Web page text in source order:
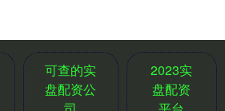
可查的实
盘配资公
2023实
盘配资